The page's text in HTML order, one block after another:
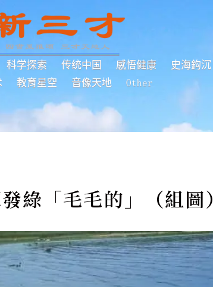
科学探索 传统中国 感悟健康
史海鈎沉
教育星空 音像天地 Other
綠「毛毛的」（組圖）